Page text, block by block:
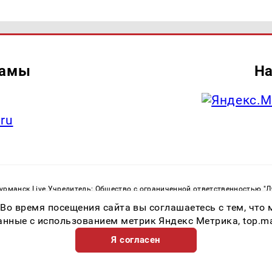
Live Учредитель: Общество с ограниченной ответственностью
служба по надзору в сфере связи, информационных технологий и
Регистрационный номер СМИ ЭЛ № ФС 77 - 82534 от 21.01.2022
время посещения сайта вы соглашаетесь с тем,
с использованием метрик Яндекс Метрика,
Я согласен